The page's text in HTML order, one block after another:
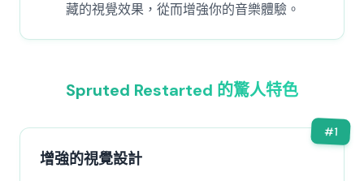
藏的視覺效果，從而增強你的音樂體驗。
Spruted Restarted 的驚人特色
#1
增強的視覺設計